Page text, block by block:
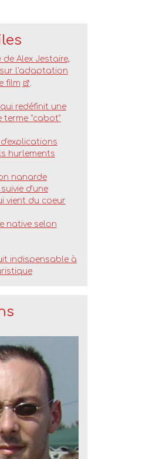
de Alex Jestaire,
l'adaptation
film
redéfinit une
terme "cabot"
hurlements
nanarde
d'une
vient du coeur
native selon
indispensable à